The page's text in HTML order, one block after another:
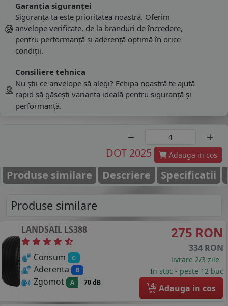
Garanția siguranței
Siguranța ta este prioritatea noastră. Oferim
anvelope verificate, de la branduri de încredere,
pentru performanță și aderență optimă în orice
condiții.
Consiliere tehnica
Nu știi ce anvelope să alegi? Echipa noastră te ajută
rapid să găsești varianta ideală pentru siguranță și
performanță.
DOT 2025 Adauga in cos
Produse similare Descriere Specificatii
Produse similare
LANDSAIL LS388
Consum C
Aderenta B
Zgomot A 70 dB
275 RON
334 RON
livrare 2/3 zile
In stoc - peste 12 buc
4 Adauga in cos